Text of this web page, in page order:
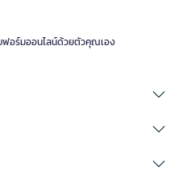
ติดเชื้อจากไวรัส แบคทีเรีย และเชื้อ
การสัมผัสโดยตรง มาตรฐานของชุด
าตรฐานสากล
Body Protection)
กายทั้งหมดตั้งแต่ศีรษะจรดเท้า
การทำงานในโรงงานเคมีขนาดใหญ่
ที่ปนเปื้อน หรือสถานการณ์ฉุกเฉินที่
มกับหมวกคลุม ถุงมือ และถุงเท้า
ฟอร์มออนไลน์ด้วยตัวคุณเอง